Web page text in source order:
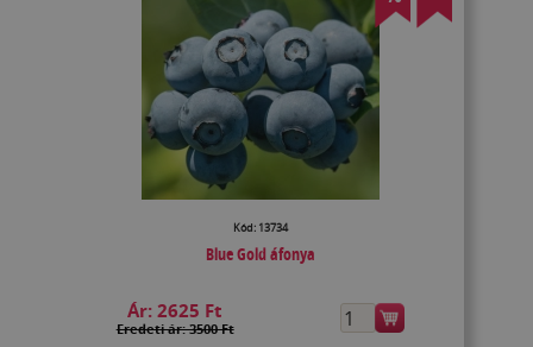
Kód: 13734
Blue Gold áfonya
Ár:2625 Ft
Eredeti ár: 3500 Ft